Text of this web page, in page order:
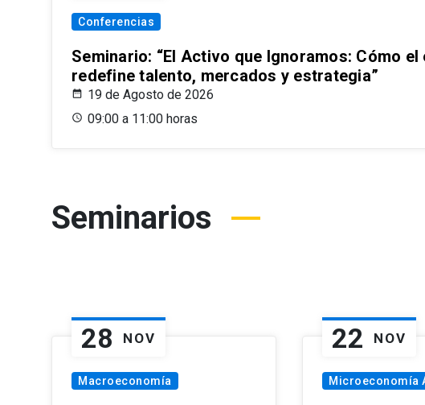
Conferencias
Seminario: “El Activo que Ignoramos: Cómo
redefine talento, mercados y estrategia”
19 de Agosto de 2026
09:00 a 11:00 horas
Seminarios
28 NOV
Macroeconomía
22 NOV
Microeconomía